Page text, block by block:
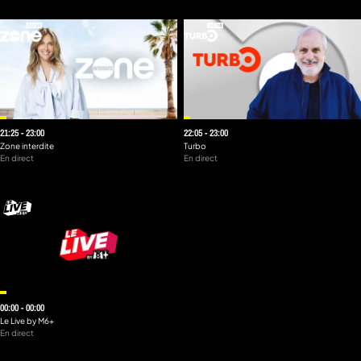
21:25 - 23:00
Zone interdite
En direct
22:05 - 23:00
Turbo
En direct
00:00 - 00:00
Le Live by M6+
En direct